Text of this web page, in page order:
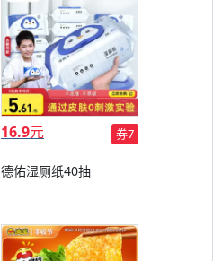
16.9元 券7
德佑湿厕纸40抽